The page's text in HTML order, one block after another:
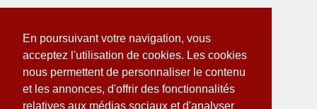
En poursuivant votre navigation, vous
acceptez l'utilisation de cookies. Les cookies
nous permettent de personnaliser le contenu
et les annonces, d'offrir des fonctionnalités
relatives aux médias sociaux et d'analyser